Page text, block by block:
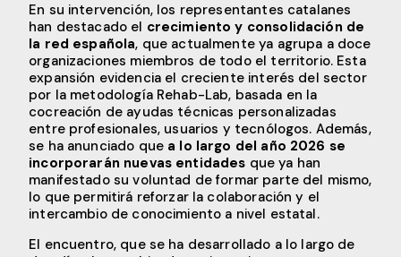
En su intervención, los representantes catalanes
han destacado el crecimiento y consolidación de
la red española, que actualmente ya agrupa a doce
organizaciones miembros de todo el territorio. Esta
expansión evidencia el creciente interés del sector
por la metodología Rehab-Lab, basada en la
cocreación de ayudas técnicas personalizadas
entre profesionales, usuarios y tecnólogos. Además,
se ha anunciado quea lo largo del año 2026 se
incorporarán nuevas entidades que ya han
manifestado su voluntad de formar parte del mismo,
lo que permitirá reforzar la colaboración y el
intercambio de conocimiento a nivel estatal.
El encuentro, que se ha desarrollado a lo largo de